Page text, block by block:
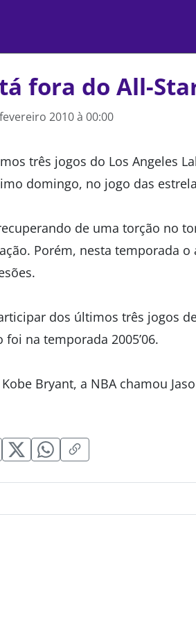
fora do All-
2010 à 00:00
três jogos do Los Angeles
domingo, no jogo das
de uma torção no
Porém, nesta temporada
dos últimos três jogos
na temporada 2005’06.
Bryant, a NBA chamou